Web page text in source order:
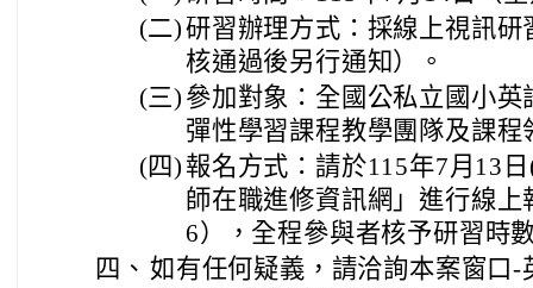
(二)研習辦理方式：採線上視訊
核通過後另行通知）。
(三) 參加對象：全國公私立國小
彈性學習課程教學團隊及課程
(四) 報名方式：請於115年7月13
師在職進修資訊網」進行線
6），全程參與者核予研習時
四、 如有任何疑義，請洽詢本案窗口